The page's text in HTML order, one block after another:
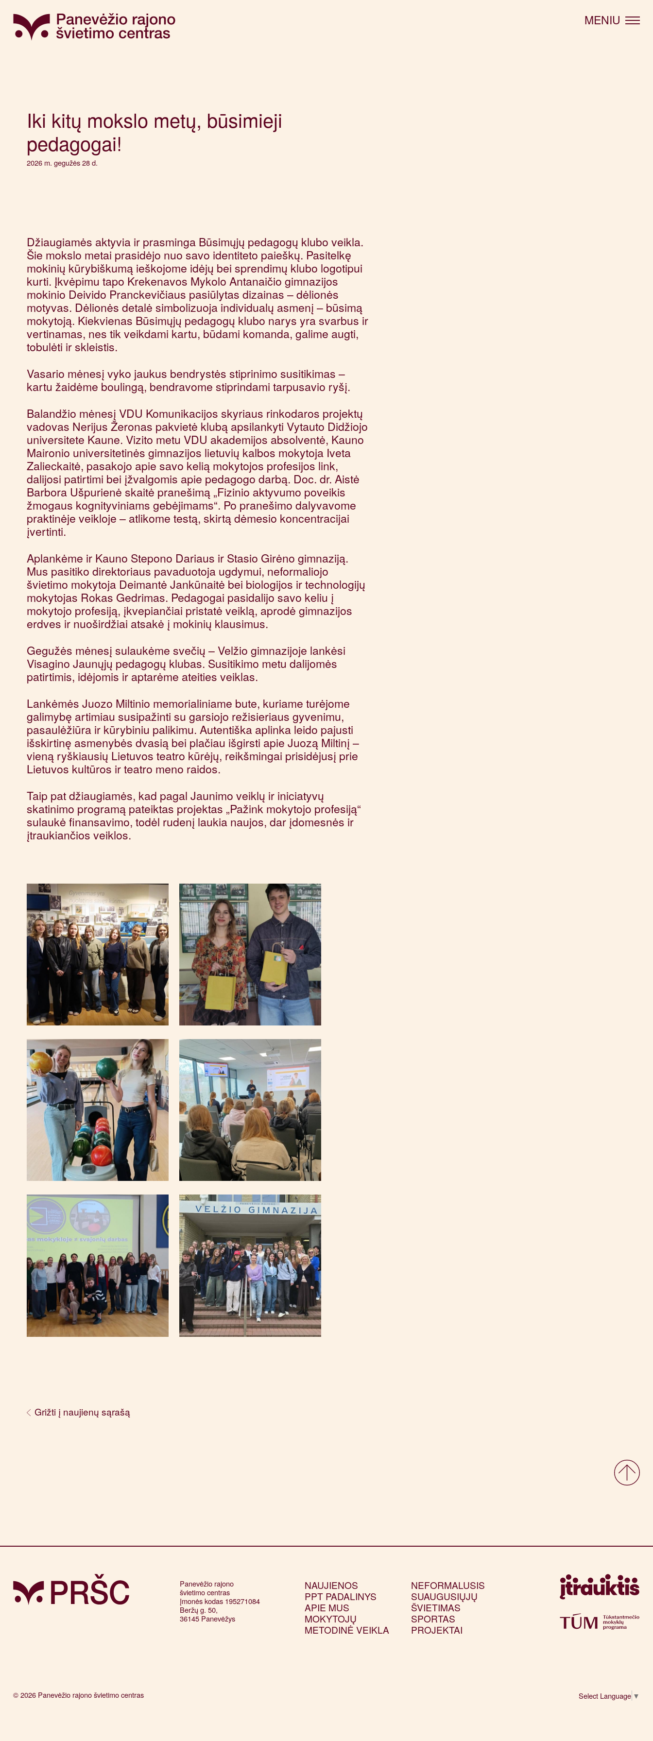
MENIU
Iki kitų mokslo metų, būsimieji
pedagogai!
2026 m. gegužės 28 d.
Džiaugiamės aktyvia ir prasminga Būsimųjų pedagogų klubo veikla.
Šie mokslo metai prasidėjo nuo savo identiteto paieškų. Pasitelkę
mokinių kūrybiškumą ieškojome idėjų bei sprendimų klubo logotipui
kurti. Įkvėpimu tapo Krekenavos Mykolo Antanaičio gimnazijos
mokinio Deivido Pranckevičiaus pasiūlytas dizainas – dėlionės
motyvas. Dėlionės detalė simbolizuoja individualų asmenį – būsimą
mokytoją. Kiekvienas Būsimųjų pedagogų klubo narys yra svarbus ir
vertinamas, nes tik veikdami kartu, būdami komanda, galime augti,
tobulėti ir skleistis.
Vasario mėnesį vyko jaukus bendrystės stiprinimo susitikimas –
kartu žaidėme boulingą, bendravome stiprindami tarpusavio ryšį.
Balandžio mėnesį VDU Komunikacijos skyriaus rinkodaros projektų
vadovas Nerijus Žeronas pakvietė klubą apsilankyti Vytauto Didžiojo
universitete Kaune. Vizito metu VDU akademijos absolventė, Kauno
Maironio universitetinės gimnazijos lietuvių kalbos mokytoja Iveta
Zalieckaitė, pasakojo apie savo kelią mokytojos profesijos link,
dalijosi patirtimi bei įžvalgomis apie pedagogo darbą. Doc. dr. Aistė
Barbora Ušpurienė skaitė pranešimą „Fizinio aktyvumo poveikis
žmogaus kognityviniams gebėjimams“. Po pranešimo dalyvavome
praktinėje veikloje – atlikome testą, skirtą dėmesio koncentracijai
įvertinti.
Aplankėme ir Kauno Stepono Dariaus ir Stasio Girėno gimnaziją.
Mus pasitiko direktoriaus pavaduotoja ugdymui, neformaliojo
švietimo mokytoja Deimantė Jankūnaitė bei biologijos ir technologijų
mokytojas Rokas Gedrimas. Pedagogai pasidalijo savo keliu į
mokytojo profesiją, įkvepiančiai pristatė veiklą, aprodė gimnazijos
erdves ir nuoširdžiai atsakė į mokinių klausimus.
Gegužės mėnesį sulaukėme svečių – Velžio gimnazijoje lankėsi
Visagino Jaunųjų pedagogų klubas. Susitikimo metu dalijomės
patirtimis, idėjomis ir aptarėme ateities veiklas.
Lankėmės Juozo Miltinio memorialiniame bute, kuriame turėjome
galimybę artimiau susipažinti su garsiojo režisieriaus gyvenimu,
pasaulėžiūra ir kūrybiniu palikimu. Autentiška aplinka leido pajusti
išskirtinę asmenybės dvasią bei plačiau išgirsti apie Juozą Miltinį –
vieną ryškiausių Lietuvos teatro kūrėjų, reikšmingai prisidėjusį prie
Lietuvos kultūros ir teatro meno raidos.
Taip pat džiaugiamės, kad pagal Jaunimo veiklų ir iniciatyvų
skatinimo programą pateiktas projektas „Pažink mokytojo profesiją“
sulaukė finansavimo, todėl rudenį laukia naujos, dar įdomesnės ir
įtraukiančios veiklos.
Grižti į naujienų sąrašą
Panevėžio rajono
švietimo centras
Įmonės kodas 195271084
Beržų g. 50,
36145 Panevėžys
NAUJIENOS
PPT PADALINYS
APIE MUS
MOKYTOJŲ
METODINĖ VEIKLA
NEFORMALUSIS
SUAUGUSIŲJŲ
ŠVIETIMAS
SPORTAS
PROJEKTAI
© 2026 Panevėžio rajono švietimo centras Select Language ▼